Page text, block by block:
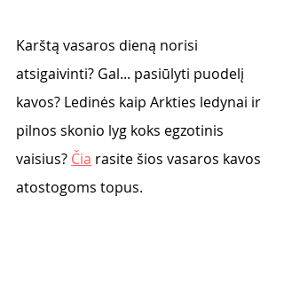
Karštą vasaros dieną norisi
atsigaivinti? Gal... pasiūlyti puodelį
kavos? Ledinės kaip Arkties ledynai ir
pilnos skonio lyg koks egzotinis
vaisius? Čia rasite šios vasaros kavos
atostogoms topus.